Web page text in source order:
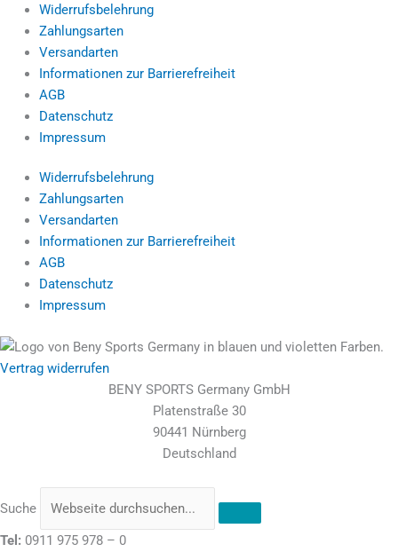
Widerrufsbelehrung
Zahlungsarten
Versandarten
Informationen zur Barrierefreiheit
AGB
Datenschutz
Impressum
Widerrufsbelehrung
Zahlungsarten
Versandarten
Informationen zur Barrierefreiheit
AGB
Datenschutz
Impressum
Vertrag widerrufen
BENY SPORTS Germany GmbH
Platenstraße 30
90441 Nürnberg
Deutschland
Suche
Tel: 0911 975 978 – 0